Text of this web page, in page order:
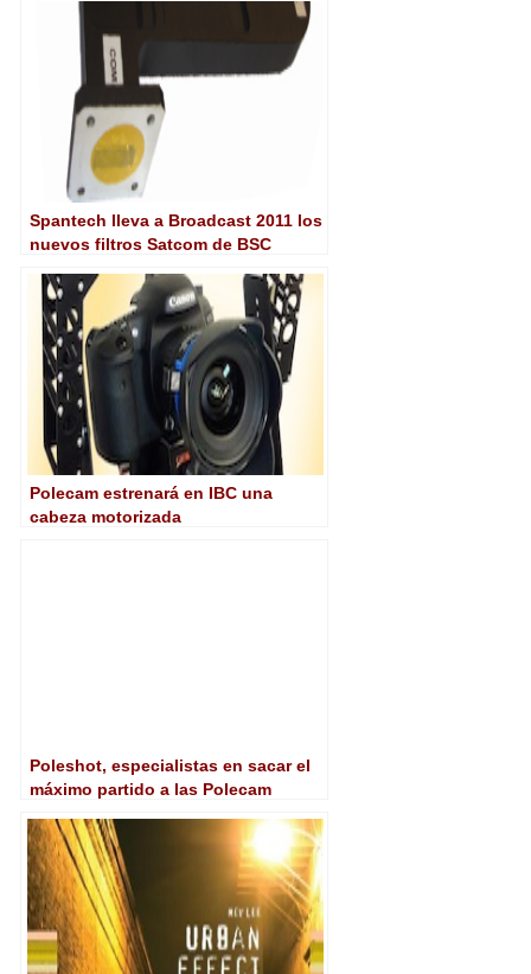
Spantech lleva a Broadcast 2011 los
nuevos filtros Satcom de BSC
Polecam estrenará en IBC una
cabeza motorizada
Poleshot, especialistas en sacar el
máximo partido a las Polecam